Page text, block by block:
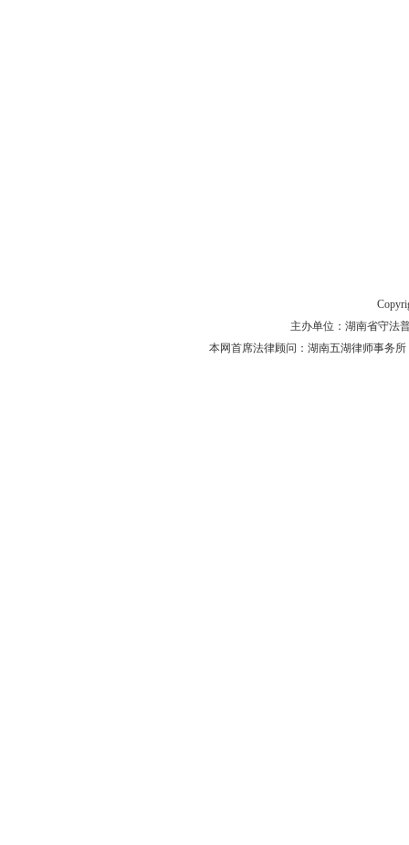
主办单位：湖南省守法
本网首席法律顾问：湖南五湖律师事务所